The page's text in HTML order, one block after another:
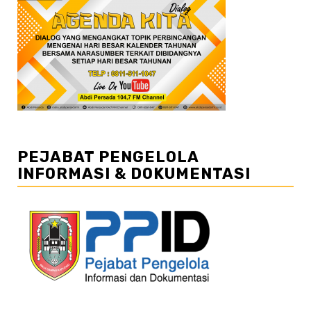
PEJABAT PENGELOLA
INFORMASI & DOKUMENTASI